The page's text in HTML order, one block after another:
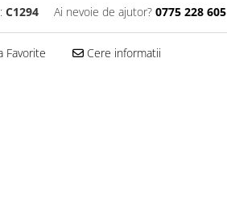
C1294 Ai nevoie de ajutor? 0775 228 605
Favorite Cere informatii